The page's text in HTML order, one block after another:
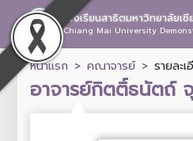
โรงเรียนสาธิตมหาวิทยาลัยเ
Chiang Mai University
หน้าแรก คณาจารย์ รายละ
อาจารย์กิตติ์ธนัตถ์